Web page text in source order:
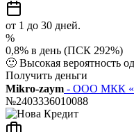
от 1 до 30 дней.
%
0,8% в день (ПСК 292%)
🙂 Высокая вероятность
Получить деньги
Mikro-zaym - ООО МКК
№2403336010088